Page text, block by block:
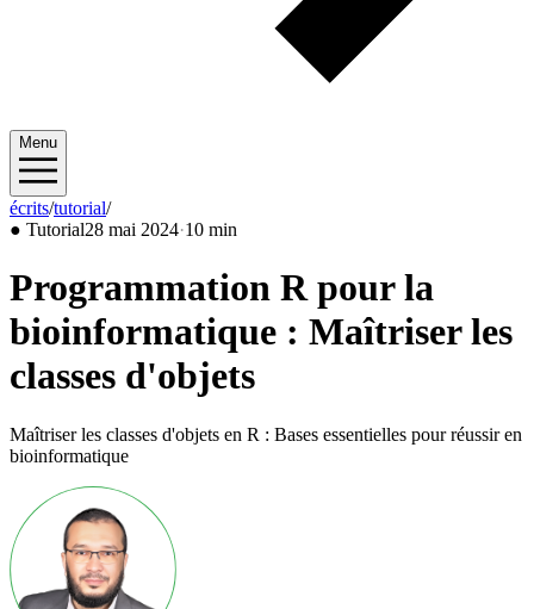
Menu
écrits/tutorial/2024/05
● Tutorial28 mai 2024·10 min
Programmation R pour la
bioinformatique : Maîtriser les
classes d'objets
Maîtriser les classes d'objets en R : Bases essentielles pour réussir en
bioinformatique